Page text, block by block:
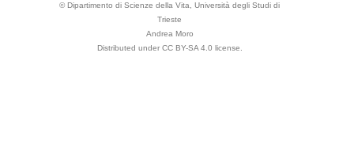
© Dipartimento di Scienze della Vita, Università degli Studi di
Trieste
Andrea Moro
Distributed under CC BY-SA 4.0 license.